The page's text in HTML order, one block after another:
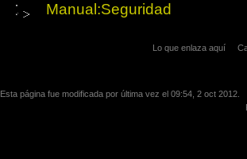
Manual:Seguridad
Lo que enlaza aquí
Esta página fue modificada por última vez el 09:54, 2 oct 2012.